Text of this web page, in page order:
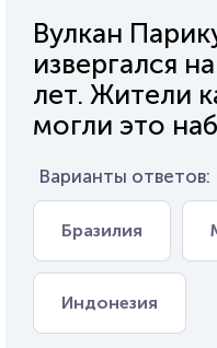
Вулкан
извергался
лет. Жители
могли это
Варианты ответов:
Бразилия
Индонезия